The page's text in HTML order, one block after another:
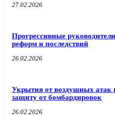
27.02.2026
Прогрессивные
реформ и последствий
26.02.2026
Укрытия от воздушных атак
защиту от бомбардировок
26.02.2026